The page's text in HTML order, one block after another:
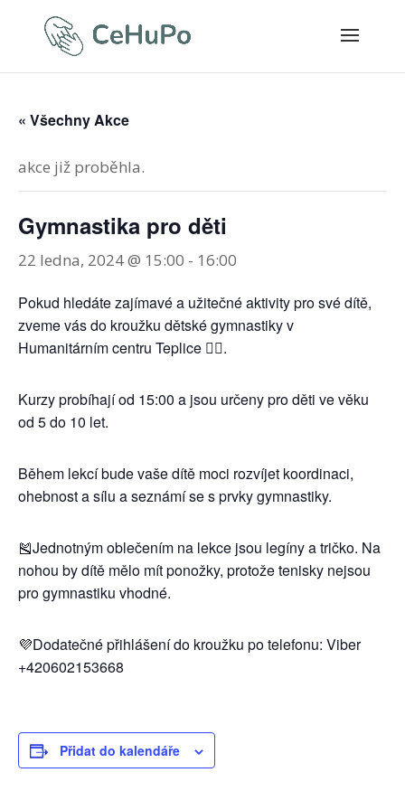
« Všechny Akce
akce již proběhla.
Gymnastika pro děti
22 ledna, 2024 @ 15:00 - 16:00
Pokud hledáte zajímavé a užitečné aktivity pro své dítě,
zveme vás do kroužku dětské gymnastiky v
Humanitárním centru Teplice 🤸‍♀️.
Kurzy probíhají od 15:00 a jsou určeny pro děti ve věku
od 5 do 10 let.
Během lekcí bude vaše dítě moci rozvíjet koordinaci,
ohebnost a sílu a seznámí se s prvky gymnastiky.
🎽Jednotným oblečením na lekce jsou legíny a tričko. Na
nohou by dítě mělo mít ponožky, protože tenisky nejsou
pro gymnastiku vhodné.
💜Dodatečné přihlášení do kroužku po telefonu: Viber
+420602153668
Přidat do kalendáře